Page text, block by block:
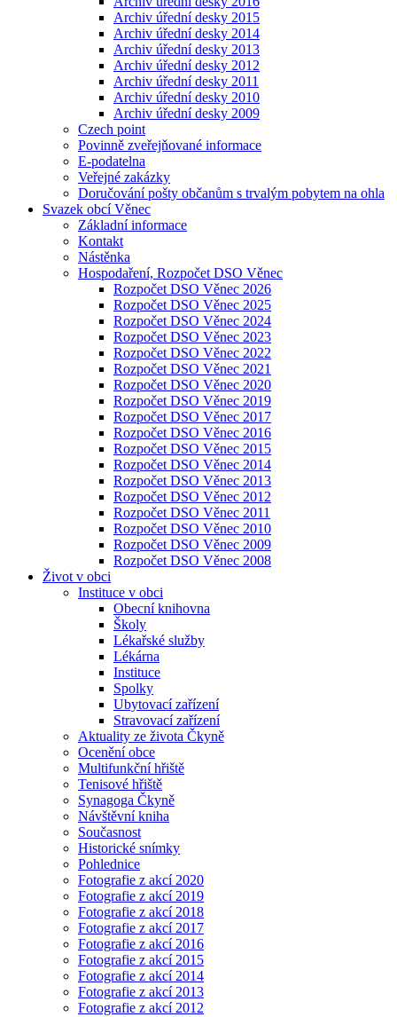
Archiv úřední desky 2015
Archiv úřední desky 2014
Archiv úřední desky 2013
Archiv úřední desky 2012
Archiv úřední desky 2011
Archiv úřední desky 2010
Archiv úřední desky 2009
Czech point
Povinně zveřejňované informace
E-podatelna
Veřejné zakázky
Doručování pošty občanům s trvalým pobytem na ohla
Svazek obcí Věnec
Základní informace
Kontakt
Nástěnka
Hospodaření, Rozpočet DSO Věnec
Rozpočet DSO Věnec 2026
Rozpočet DSO Věnec 2025
Rozpočet DSO Věnec 2024
Rozpočet DSO Věnec 2023
Rozpočet DSO Věnec 2022
Rozpočet DSO Věnec 2021
Rozpočet DSO Věnec 2020
Rozpočet DSO Věnec 2019
Rozpočet DSO Věnec 2017
Rozpočet DSO Věnec 2016
Rozpočet DSO Věnec 2015
Rozpočet DSO Věnec 2014
Rozpočet DSO Věnec 2013
Rozpočet DSO Věnec 2012
Rozpočet DSO Věnec 2011
Rozpočet DSO Věnec 2010
Rozpočet DSO Věnec 2009
Rozpočet DSO Věnec 2008
Život v obci
Instituce v obci
Obecní knihovna
Školy
Lékařské služby
Lékárna
Instituce
Spolky
Ubytovací zařízení
Stravovací zařízení
Aktuality ze života Čkyně
Ocenění obce
Multifunkční hřiště
Tenisové hřiště
Synagoga Čkyně
Návštěvní kniha
Současnost
Historické snímky
Pohlednice
Fotografie z akcí 2020
Fotografie z akcí 2019
Fotografie z akcí 2018
Fotografie z akcí 2017
Fotografie z akcí 2016
Fotografie z akcí 2015
Fotografie z akcí 2014
Fotografie z akcí 2013
Fotografie z akcí 2012